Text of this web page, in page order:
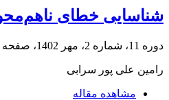
شناسایی خطای
دوره 11، شماره 2، مهر 1402، صفحه
رامین علی پور سرابی
مشاهده مقاله